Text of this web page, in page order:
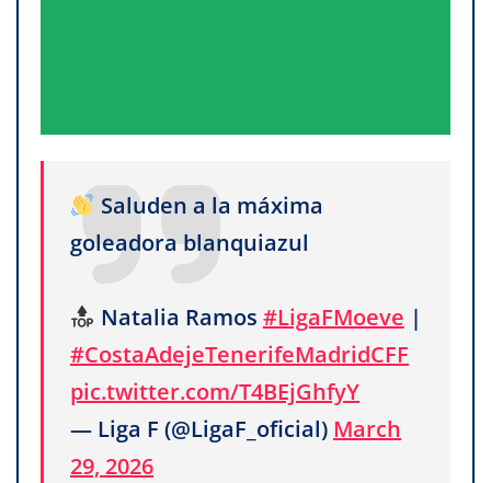
Saluden a la máxima
goleadora blanquiazul
Natalia Ramos #LigaFMoeve |
#CostaAdejeTenerifeMadridCFF
pic.twitter.com/T4BEjGhfyY
— Liga F (@LigaF_oficial) March
29, 2026